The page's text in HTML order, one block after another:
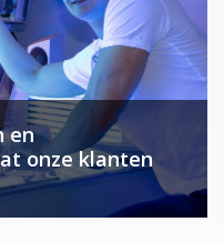
en
onze klanten